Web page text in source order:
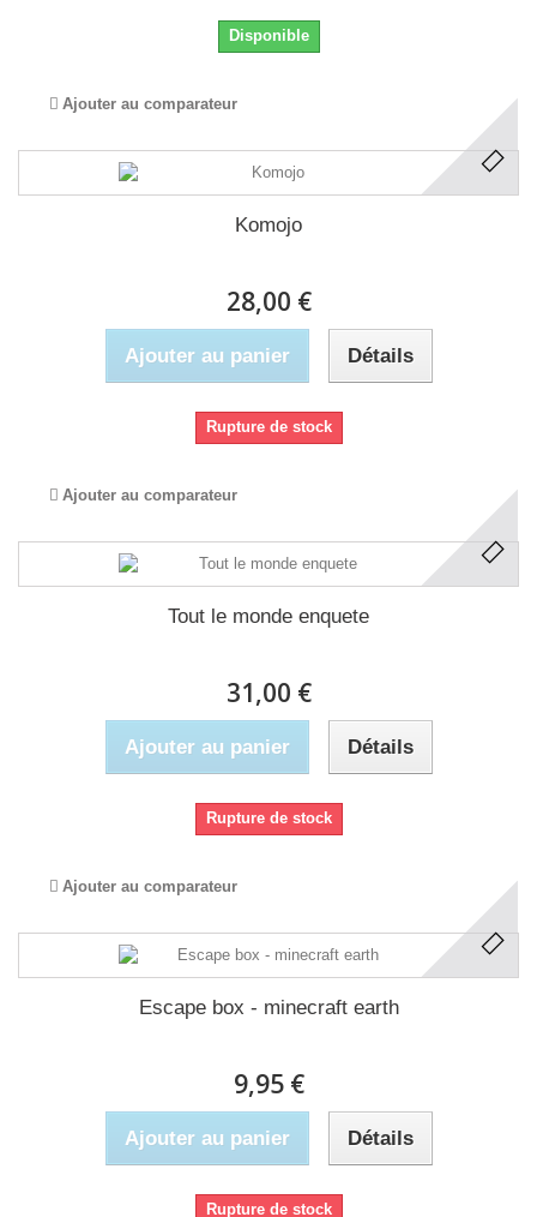
Disponible
Ajouter au comparateur
Komojo
28,00 €
Ajouter au panier Détails
Rupture de stock
Ajouter au comparateur
Tout le monde enquete
31,00 €
Ajouter au panier Détails
Rupture de stock
Ajouter au comparateur
Escape box - minecraft earth
9,95 €
Ajouter au panier Détails
Rupture de stock